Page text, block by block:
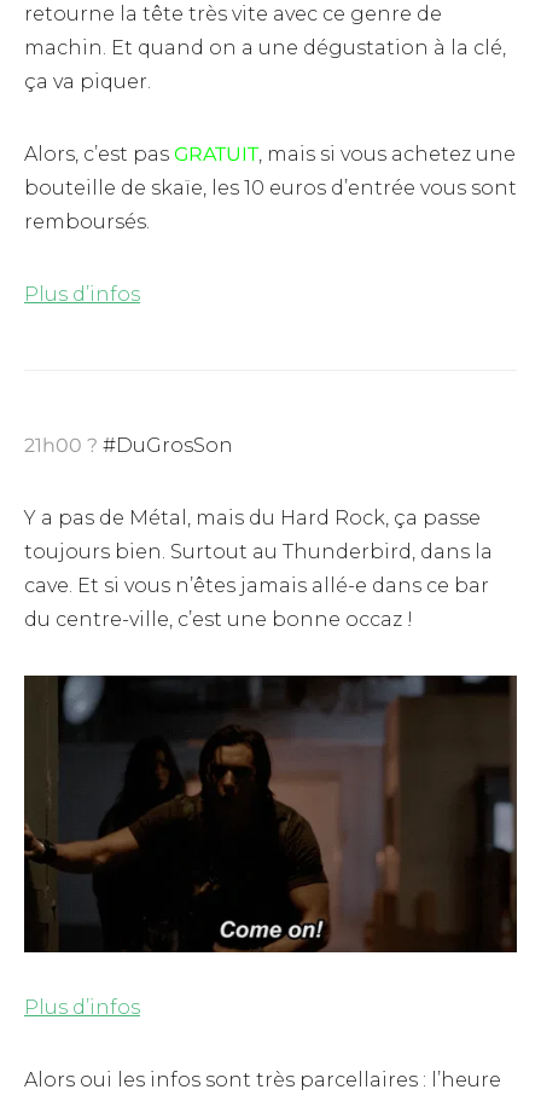
retourne la tête très vite avec ce genre de
machin. Et quand on a une dégustation à la clé,
ça va piquer.
Alors, c’est pas GRATUIT, mais si vous achetez une
bouteille de skaïe, les 10 euros d’entrée vous sont
remboursés.
Plus d’infos
21h00 ? #DuGrosSon
Y a pas de Métal, mais du Hard Rock, ça passe
toujours bien. Surtout au Thunderbird, dans la
cave. Et si vous n’êtes jamais allé-e dans ce bar
du centre-ville, c’est une bonne occaz !
Plus d’infos
Alors oui les infos sont très parcellaires : l’heure